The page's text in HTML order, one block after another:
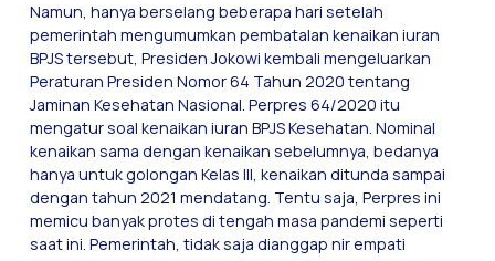
Namun, hanya berselang beberapa hari setelah
pemerintah mengumumkan pembatalan kenaikan iuran
BPJS tersebut, Presiden Jokowi kembali mengeluarkan
Peraturan Presiden Nomor 64 Tahun 2020 tentang
Jaminan Kesehatan Nasional. Perpres 64/2020 itu
mengatur soal kenaikan iuran BPJS Kesehatan. Nominal
kenaikan sama dengan kenaikan sebelumnya, bedanya
hanya untuk golongan Kelas III, kenaikan ditunda sampai
dengan tahun 2021 mendatang. Tentu saja, Perpres ini
memicu banyak protes di tengah masa pandemi seperti
saat ini. Pemerintah, tidak saja dianggap nir empati